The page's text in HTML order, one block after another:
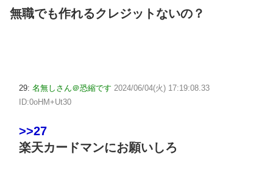
無職でも作れるクレジットないの？
29: 名無しさん＠恐縮です 2024/06/04(火) 17:19:08.33
ID:0oHM+Ut30
>>27
楽天カードマンにお願いしろ